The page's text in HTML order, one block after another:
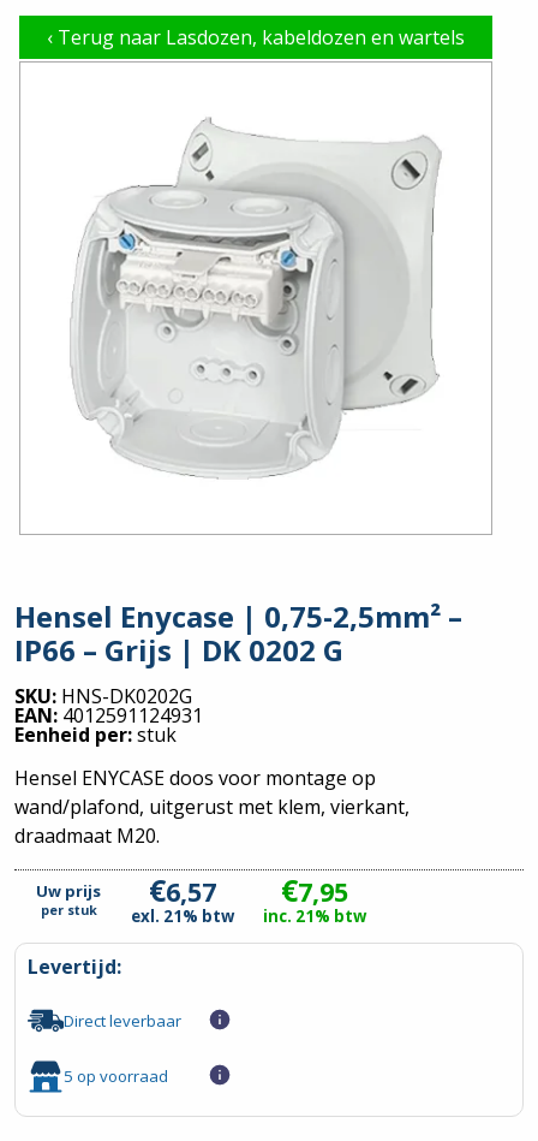
‹ Terug naar Lasdozen, kabeldozen en wartels
Hensel Enycase | 0,75-2,5mm² –
IP66 – Grijs | DK 0202 G
SKU: HNS-DK0202G
EAN: 4012591124931
Eenheid per:stuk
Hensel ENYCASE doos voor montage op
wand/plafond, uitgerust met klem, vierkant,
draadmaat M20.
Uw prijs
per stuk €6,57
exl. 21% btw
€7,95
inc. 21% btw
Levertijd:
Direct leverbaar
5 op voorraad